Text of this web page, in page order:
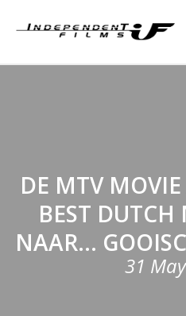
DE MTV
BEST
NAAR…
31